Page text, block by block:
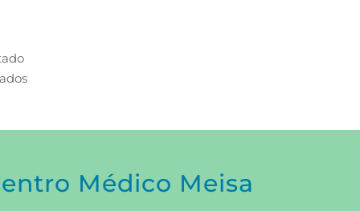
Médico Meisa